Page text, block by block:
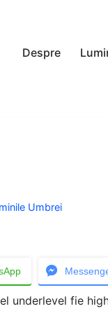
Despre
Umbrei
underlevel fie